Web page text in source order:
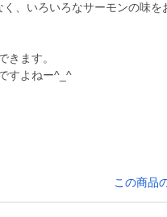
、いろいろなサーモンの味を
きます。
この商品